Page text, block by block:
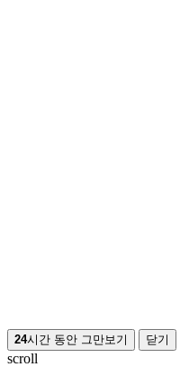
24시간 동안 그만보기 닫기
scroll